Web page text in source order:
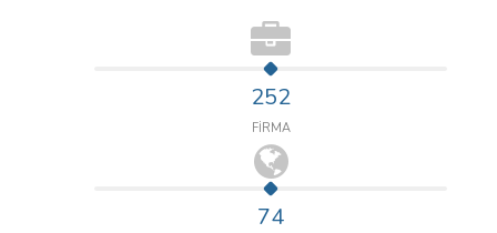
252
FİRMA
74